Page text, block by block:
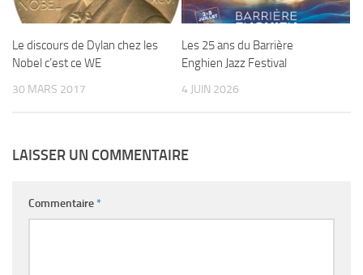
Le discours de Dylan chez les
Nobel c’est ce WE
30 MARS 2017
Les 25 ans du Barrière
Enghien Jazz Festival
4 JUIN 2026
LAISSER UN COMMENTAIRE
Commentaire*